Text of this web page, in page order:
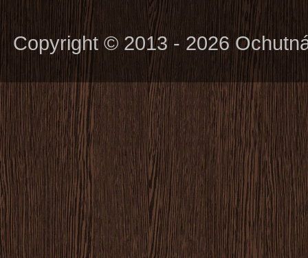
Copyright © 2013 - 2026